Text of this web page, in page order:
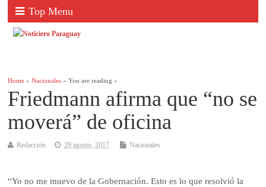
Top Menu
Home »Nacionales » You are reading »
Friedmann afirma que “no se
moverá” de oficina
Redacción 29 agosto, 2017 Nacionales
“Yo no me muevo de la Gobernación. Esto es lo que resolvió la